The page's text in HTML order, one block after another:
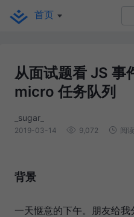
首页
从面试题看 JS 事
micro 任务队列
_sugar_
2019-03-14 9,072 阅
背景
一天惬意的下午。朋友给